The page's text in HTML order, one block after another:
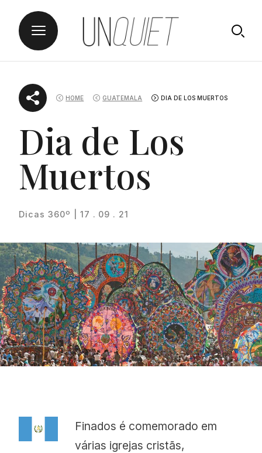
content
Proudly
HOME GUATEMALA DIA DE LOS MUERTOS
Dia de Los
Muertos
Dicas 360º | 17 . 09 . 21
Finados é comemorado em
várias igrejas cristãs,